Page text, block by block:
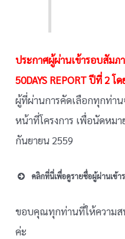
ประกาศผู้ผ่านเข้ารอบสัมภ
50DAYS REPORT ปีที่ 2 โ
ผู้ที่ผ่านการคัดเลือกทุกท่า
หน้าที่โครงการ เพื่อนัดหม
กันยายน 2559
คลิกที่นี่เพื่อดูรายชื่อผู้ผ่านเข้
คุณ Amonrada
ขอบคุณทุกท่านที่ให้ความสน
ค่ะ